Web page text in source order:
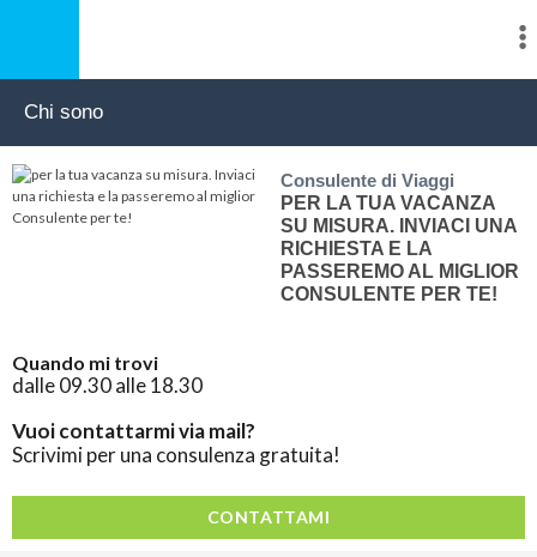
Chi sono
Consulente di Viaggi
PER LA TUA VACANZA
SU MISURA. INVIACI UNA
RICHIESTA E LA
PASSEREMO AL MIGLIOR
CONSULENTE PER TE!
Quando mi trovi
dalle 09.30 alle 18.30
Vuoi contattarmi via mail?
Scrivimi per una consulenza gratuita!
CONTATTAMI